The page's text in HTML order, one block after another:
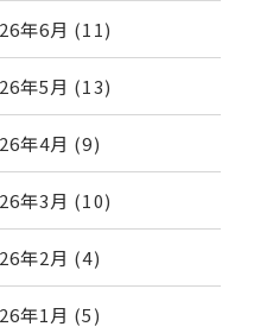
年6月 (11)
年5月 (13)
年4月 (9)
年3月 (10)
年2月 (4)
年1月 (5)